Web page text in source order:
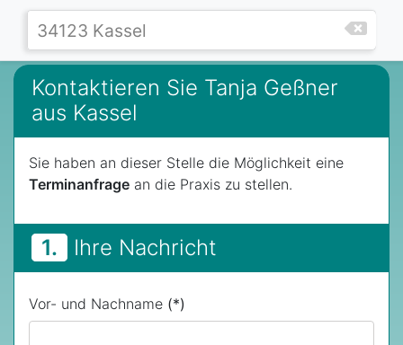
Kontaktieren Sie Tanja Geßner
aus Kassel
Sie haben an dieser Stelle die Möglichkeit eine
Terminanfrage an die Praxis zu stellen.
1. Ihre Nachricht
Vor- und Nachname (*)